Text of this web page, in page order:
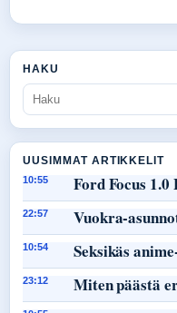
HAKU
UUSIMMAT ARTIKKELIT
10:55 Ford Focus
22:57 Vuokra-
10:54 Seksikäs
23:12 Miten päästä